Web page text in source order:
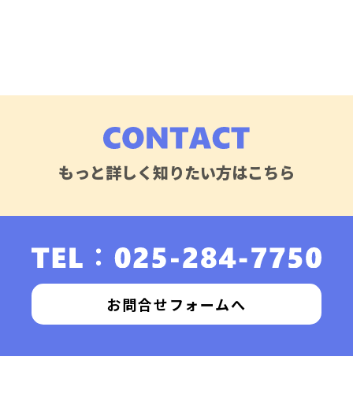
もっと詳しく知りたい方はこちら
お問合せフォームへ